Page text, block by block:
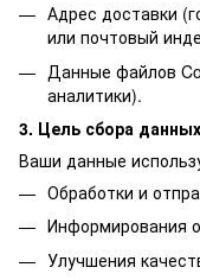
Адрес доставки
или почтовый
Данные файлов
аналитики).
3. Цель сбора данных
Ваши данные
Обработки и
Информирования
Улучшения